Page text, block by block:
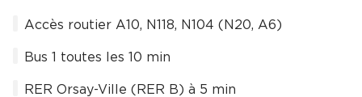
Accès routier A10, N118, N104 (N20, A6)
Bus 1 toutes les 10 min
RER Orsay-Ville (RER B) à 5 min